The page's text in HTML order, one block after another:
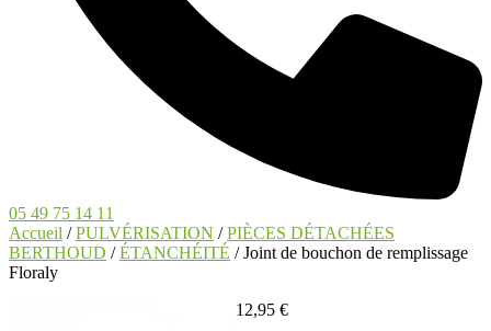
05 49 75 14 11
Accueil /PULVÉRISATION /PIÈCES DÉTACHÉES
BERTHOUD /ÉTANCHÉITÉ / Joint de bouchon de remplissage
Floraly
12,95€